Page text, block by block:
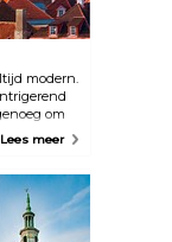
modern.
om
reis
nieuw in
Lees meer